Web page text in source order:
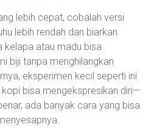
lebih cepat, cobalah versi
lebih rendah dan biarkan
kelapa atau madu bisa
biji tanpa menghilangkan
eksperimen kecil seperti ini
bisa mengekspresikan diri—
ada banyak cara yang bisa